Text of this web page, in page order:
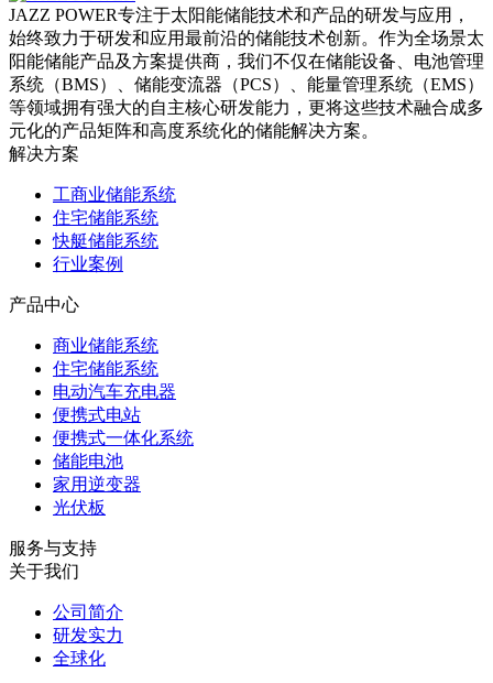
JAZZ POWER专注于太阳能储能技术和产品的研发与应用，
始终致力于研发和应用最前沿的储能技术创新。作为全场景太
阳能储能产品及方案提供商，我们不仅在储能设备、电池管理
系统（BMS）、储能变流器（PCS）、能量管理系统（EMS）
等领域拥有强大的自主核心研发能力，更将这些技术融合成多
元化的产品矩阵和高度系统化的储能解决方案。
解决方案
工商业储能系统
住宅储能系统
快艇储能系统
行业案例
产品中心
商业储能系统
住宅储能系统
电动汽车充电器
便携式电站
便携式一体化系统
储能电池
家用逆变器
光伏板
服务与支持
关于我们
公司简介
研发实力
全球化